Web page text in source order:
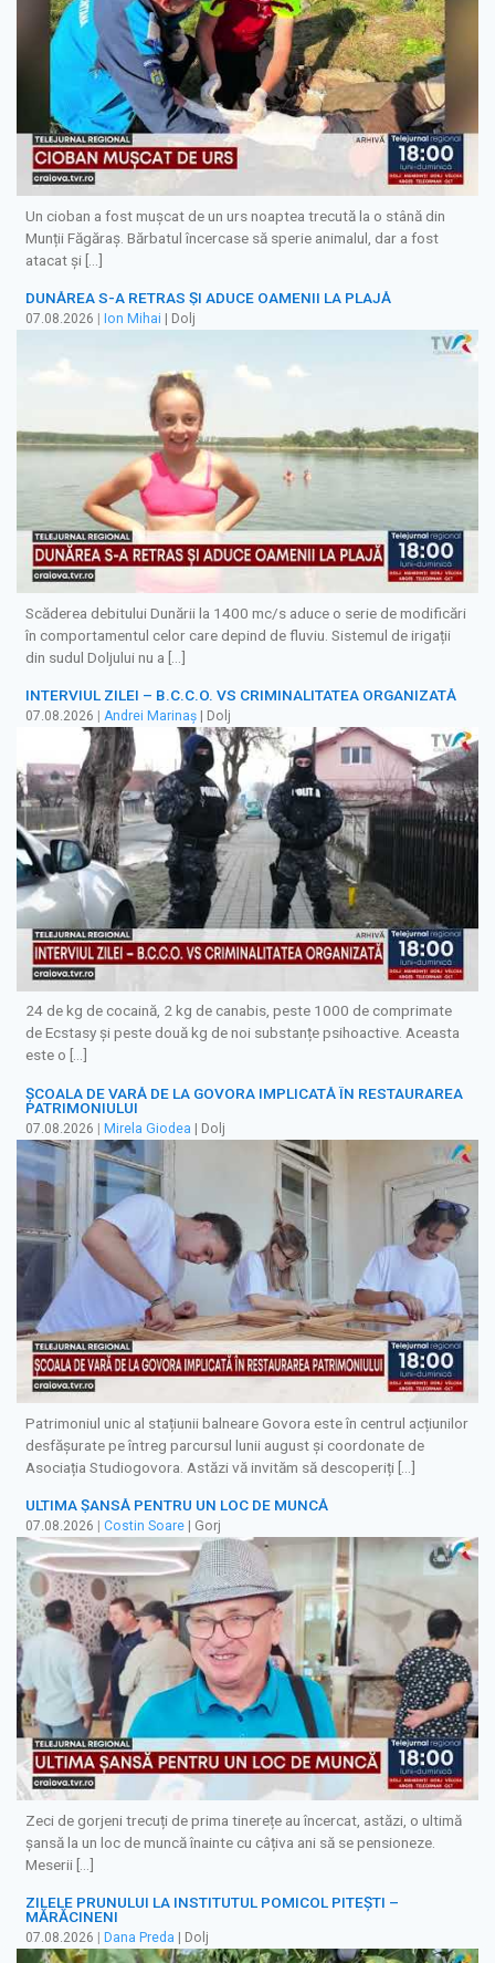
Un cioban a fost mușcat de un urs noaptea trecută la o stână din
Munții Făgăraș. Bărbatul încercase să sperie animalul, dar a fost
atacat și […]
DUNĂREA S-A RETRAS ŞI ADUCE OAMENII LA PLAJĂ
07.08.2026 Ion Mihai | Dolj
Scăderea debitului Dunării la 1400 mc/s aduce o serie de modificări
în comportamentul celor care depind de fluviu. Sistemul de irigații
din sudul Doljului nu a […]
INTERVIUL ZILEI – B.C.C.O. VS CRIMINALITATEA ORGANIZATĂ
07.08.2026 Andrei Marinaș | Dolj
24 de kg de cocaină, 2 kg de canabis, peste 1000 de comprimate
de Ecstasy și peste două kg de noi substanțe psihoactive. Aceasta
este o […]
ȘCOALA DE VARĂ DE LA GOVORA IMPLICATĂ ÎN RESTAURAREA
PATRIMONIULUI
07.08.2026 | Mirela Giodea | Dolj
Patrimoniul unic al stațiunii balneare Govora este în centrul acțiunilor
desfășurate pe întreg parcursul lunii august și coordonate de
Asociația Studiogovora. Astăzi vă invităm să descoperiți […]
ULTIMA ȘANSĂ PENTRU UN LOC DE MUNCĂ
07.08.2026 Costin Soare | Gorj
Zeci de gorjeni trecuți de prima tinerețe au încercat, astăzi, o ultimă
șansă la un loc de muncă înainte cu câțiva ani să se pensioneze.
Meserii […]
ZILELE PRUNULUI LA INSTITUTUL POMICOL PITEȘTI –
MĂRĂCINENI
07.08.2026 Dana Preda | Dolj